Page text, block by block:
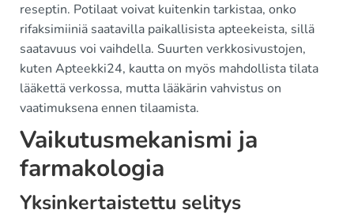
reseptin. Potilaat voivat kuitenkin tarkistaa, onko
rifaksimiiniä saatavilla paikallisista apteekeista, sillä
saatavuus voi vaihdella. Suurten verkkosivustojen,
kuten Apteekki24, kautta on myös mahdollista tilata
lääkettä verkossa, mutta lääkärin vahvistus on
vaatimuksena ennen tilaamista.
Vaikutusmekanismi ja
farmakologia
Yksinkertaistettu selitys